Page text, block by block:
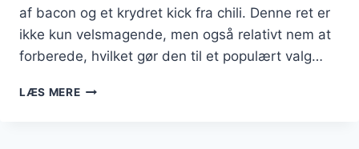
af bacon og et krydret kick fra chili. Denne ret er
ikke kun velsmagende, men også relativt nem at
forberede, hvilket gør den til et populært valg…
LÆS MEREKYLLINGELÅR